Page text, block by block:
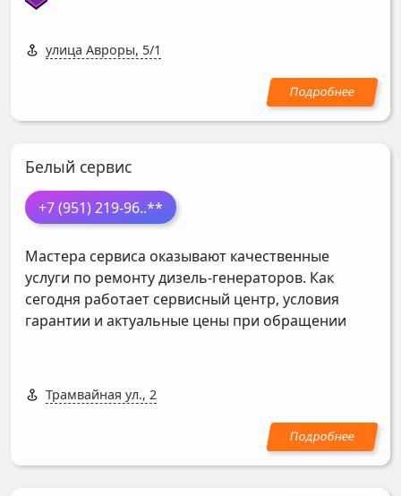
улица Авроры, 5/1
Белый сервис
+7 (951) 219-96..**
Мастера сервиса оказывают качественные
услуги по ремонту дизель-генераторов. Как
сегодня работает сервисный центр, условия
гарантии и актуальные цены при обращении
Трамвайная ул., 2